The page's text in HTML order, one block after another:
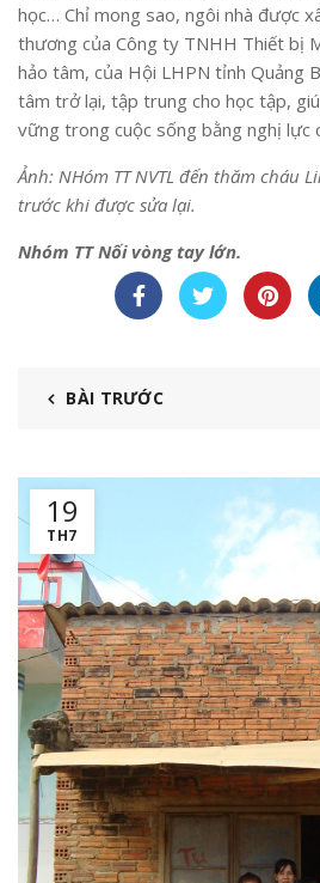
học… Chỉ mong sao, ngôi nhà được
thương của Công ty TNHH Thiết bị
hảo tâm, của Hội LHPN tỉnh Quảng
tâm trở lại, tập trung cho học tập,
vững trong cuộc sống bằng nghị lực
Ảnh: NHóm TT NVTL đến thăm cháu
trước khi được sửa lại.
Nhóm TT Nối vòng tay lớn.
BÀI TRƯỚC
19
TH7